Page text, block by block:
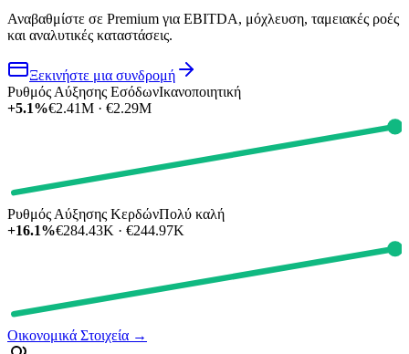
Αναβαθμίστε σε Premium για EBITDA, μόχλευση, ταμειακές ροές
και αναλυτικές καταστάσεις.
Ξεκινήστε μια συνδρομή
Ρυθμός Αύξησης ΕσόδωνΙκανοποιητική
+5.1%€2.41M · €2.29M
Ρυθμός Αύξησης ΚερδώνΠολύ καλή
+16.1%€284.43K · €244.97K
Οικονομικά Στοιχεία →